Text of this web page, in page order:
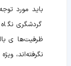
باید مورد
گردشگری
ظرفیت‌های
نگرفته‌اند،